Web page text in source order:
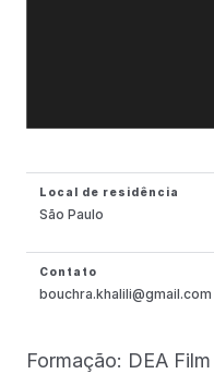
Local de residência
São Paulo
Contato
bouchra.khalili@gmail.com
Formação: DEA